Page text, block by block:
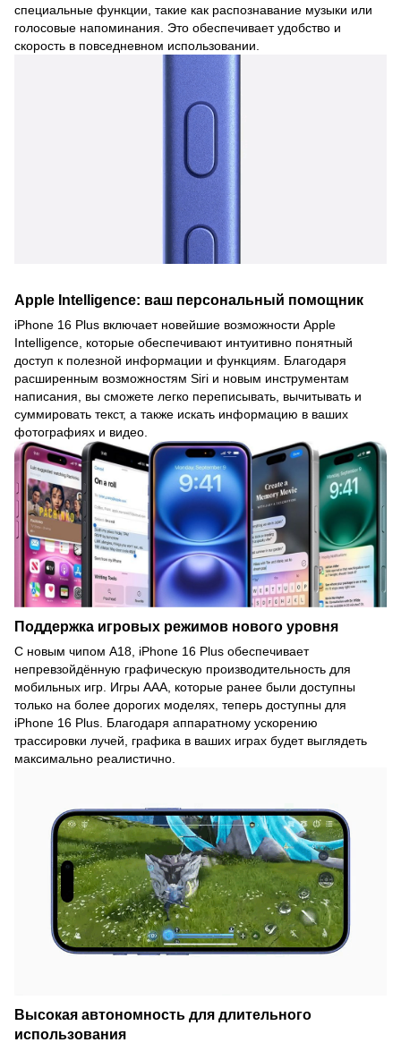
специальные функции, такие как распознавание музыки или
голосовые напоминания. Это обеспечивает удобство и
скорость в повседневном использовании.
Apple Intelligence: ваш персональный помощник
iPhone 16 Plus включает новейшие возможности Apple
Intelligence, которые обеспечивают интуитивно понятный
доступ к полезной информации и функциям. Благодаря
расширенным возможностям Siri и новым инструментам
написания, вы сможете легко переписывать, вычитывать и
суммировать текст, а также искать информацию в ваших
фотографиях и видео.
Поддержка игровых режимов нового уровня
С новым чипом A18, iPhone 16 Plus обеспечивает
непревзойдённую графическую производительность для
мобильных игр. Игры AAA, которые ранее были доступны
только на более дорогих моделях, теперь доступны для
iPhone 16 Plus. Благодаря аппаратному ускорению
трассировки лучей, графика в ваших играх будет выглядеть
максимально реалистично.
Высокая автономность для длительного
использования